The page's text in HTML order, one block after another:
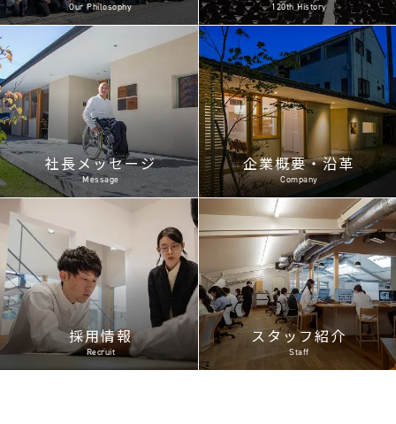
Our Philosophy 120th History
社長メッセージ
Message
企業概要・沿革
Company
採用情報
Recruit
スタッフ紹介
Staff